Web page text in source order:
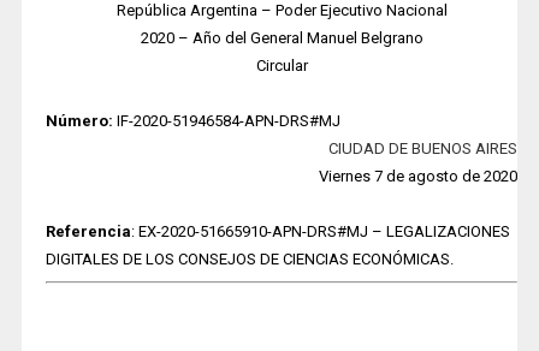
República Argentina – Poder Ejecutivo Nacional
2020 – Año del General Manuel Belgrano
Circular
Número: IF-2020-51946584-APN-DRS#MJ
CIUDAD DE BUENOS AIRES
Viernes 7 de agosto de 2020
Referencia: EX-2020-51665910-APN-DRS#MJ – LEGALIZACIONES
DIGITALES DE LOS CONSEJOS DE CIENCIAS ECONÓMICAS.